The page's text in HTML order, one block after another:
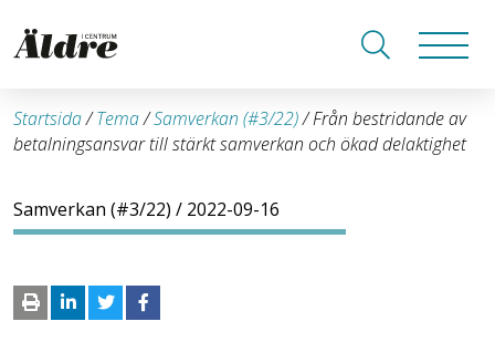
Startsida/Tema/Samverkan (#3/22)/Från bestridande av
betalningsansvar till stärkt samverkan och ökad delaktighet
Samverkan (#3/22) / 2022-09-16